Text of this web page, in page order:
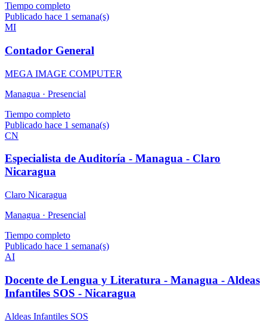
Tiempo completo
Publicado hace 1 semana(s)
MI
Contador General
MEGA IMAGE COMPUTER
Managua · Presencial
Tiempo completo
Publicado hace 1 semana(s)
CN
Especialista de Auditoría - Managua - Claro
Nicaragua
Claro Nicaragua
Managua · Presencial
Tiempo completo
Publicado hace 1 semana(s)
AI
Docente de Lengua y Literatura - Managua - Aldeas
Infantiles SOS - Nicaragua
Aldeas Infantiles SOS